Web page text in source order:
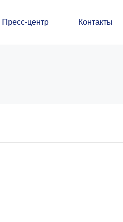
Пресс-центр Контакты